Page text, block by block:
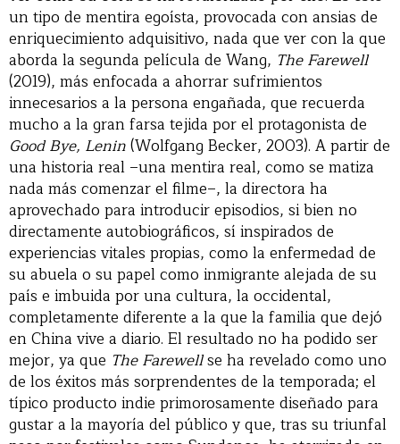
un tipo de mentira egoísta, provocada con ansias de
enriquecimiento adquisitivo, nada que ver con la que
aborda la segunda película de Wang, The Farewell
(2019), más enfocada a ahorrar sufrimientos
innecesarios a la persona engañada, que recuerda
mucho a la gran farsa tejida por el protagonista de
Good Bye, Lenin(Wolfgang Becker, 2003). A partir de
una historia real –una mentira real, como se matiza
nada más comenzar el filme–, la directora ha
aprovechado para introducir episodios, si bien no
directamente autobiográficos, sí inspirados de
experiencias vitales propias, como la enfermedad de
su abuela o su papel como inmigrante alejada de su
país e imbuida por una cultura, la occidental,
completamente diferente a la que la familia que dejó
en China vive a diario. El resultado no ha podido ser
mejor, ya que The Farewellse ha revelado como uno
de los éxitos más sorprendentes de la temporada; el
típico producto indie primorosamente diseñado para
gustar a la mayoría del público y que, tras su triunfal